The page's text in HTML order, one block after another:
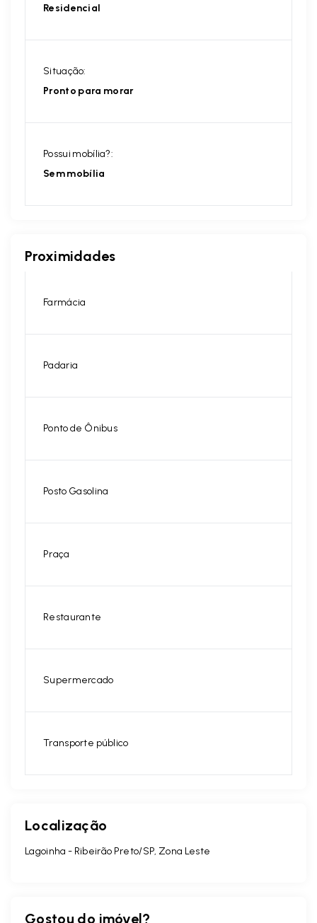
Residencial
Situação:
Pronto para morar
Possui mobília?:
Sem mobília
Proximidades
Farmácia
Padaria
Ponto de Ônibus
Posto Gasolina
Praça
Restaurante
Supermercado
Transporte público
Localização
Lagoinha - Ribeirão Preto/SP, Zona Leste
Gostou do imóvel?